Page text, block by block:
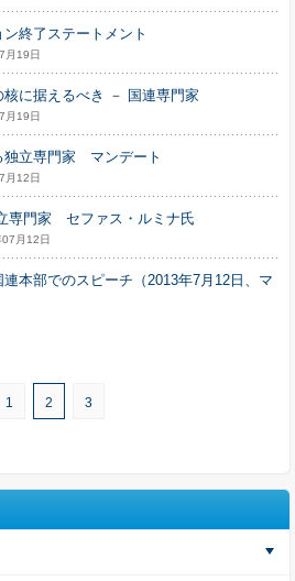
終了ステートメント
月19日
に据えるべき － 国連専門家
月19日
独立専門家 マンデート
月12日
専門家 セファス・ルミナ氏
月12日
本部でのスピーチ（2013年7月12日、マ
1 2 3